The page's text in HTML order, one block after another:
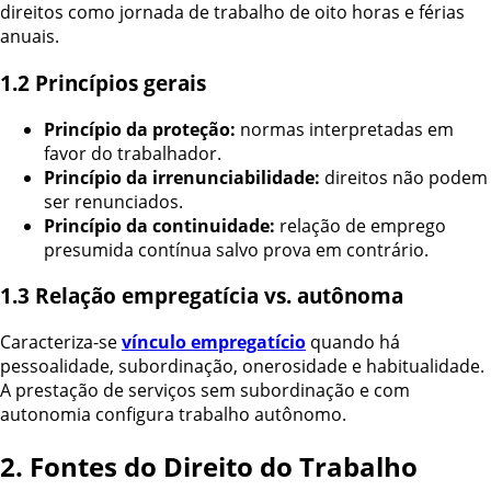
direitos como jornada de trabalho de oito horas e férias
anuais.
1.2 Princípios gerais
Princípio da proteção: normas interpretadas em
favor do trabalhador.
Princípio da irrenunciabilidade: direitos não podem
ser renunciados.
Princípio da continuidade: relação de emprego
presumida contínua salvo prova em contrário.
1.3 Relação empregatícia vs. autônoma
Caracteriza-sevínculo empregatício quando há
pessoalidade, subordinação, onerosidade e habitualidade.
A prestação de serviços sem subordinação e com
autonomia configura trabalho autônomo.
2. Fontes do Direito do Trabalho